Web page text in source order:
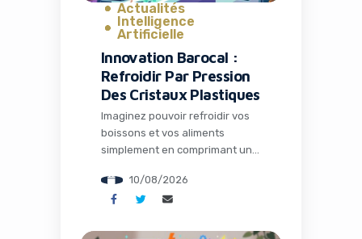
Actualités
Intelligence
Artificielle
Innovation Barocal :
Refroidir Par Pression
Des Cristaux Plastiques
Imaginez pouvoir refroidir vos
boissons et vos aliments
simplement en comprimant un
nocifs ni compresseurs
bruyants. C’est exactement ce
startup britannique issue de
10/08/2026